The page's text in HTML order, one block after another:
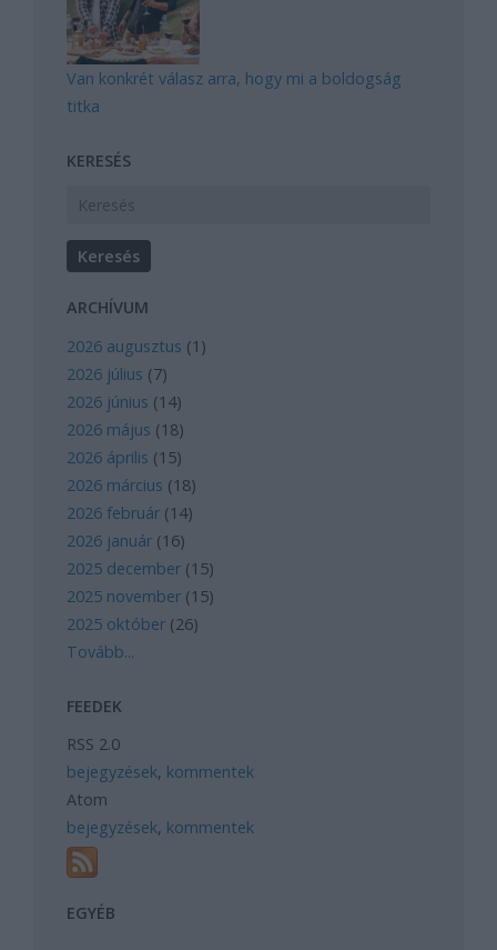
Van konkrét válasz arra, hogy mi a boldogság
titka
KERESÉS
ARCHÍVUM
2026 augusztus (1 )
2026 július (7)
2026 június (14)
2026 május (18)
2026 április (15)
2026 március (18)
2026 február (14)
2026 január (16)
2025 december (15)
2025 november (15)
2025 október (26)
Tovább...
FEEDEK
RSS 2.0
bejegyzések, kommentek
Atom
bejegyzések, kommentek
EGYÉB